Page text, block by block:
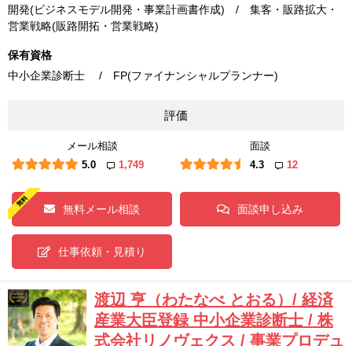
開発(ビジネスモデル開発・事業計画書作成) / 集客・販路拡大・
営業戦略(販路開拓・営業戦略)
保有資格
中小企業診断士 / FP(ファイナンシャルプランナー)
評価
メール相談
5.0
1,749
面談
4.3
12
無料メール相談 面談申し込み
仕事依頼・見積り
渡辺 亨（わたなべ とおる）/ 経済
産業大臣登録 中小企業診断士 / 株
式会社リノヴェクス / 事業プロデュ